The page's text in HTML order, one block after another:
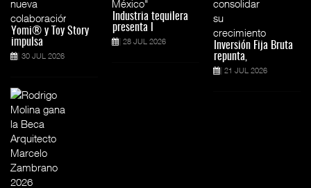
Yomi® y Toy Story
impulsa
30 JUL 2026
Industria tequilera
presenta l
28 JUL 2026
Inversión Fija Bruta
repunta,
21 JUL 2026